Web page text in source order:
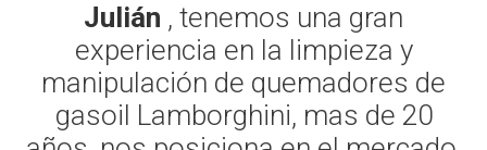
Julián , tenemos una gran
experiencia en la limpieza y
manipulación de quemadores de
gasoil Lamborghini, mas de 20